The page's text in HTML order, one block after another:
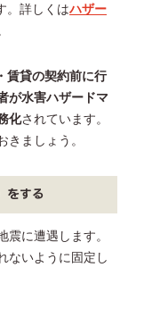
。詳しくはハザー
賃貸の契約前に行
が水害ハザードマ
化されています。
きましょう。
をする
震に遭遇します。
ないように固定し